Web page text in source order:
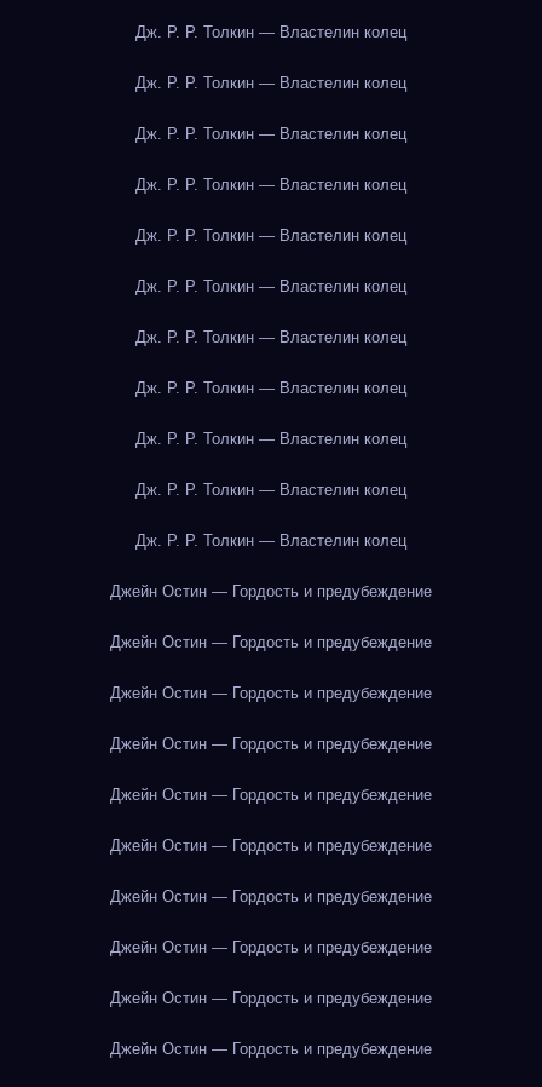
Дж. Р. Р. Толкин — Властелин колец
Дж. Р. Р. Толкин — Властелин колец
Дж. Р. Р. Толкин — Властелин колец
Дж. Р. Р. Толкин — Властелин колец
Дж. Р. Р. Толкин — Властелин колец
Дж. Р. Р. Толкин — Властелин колец
Дж. Р. Р. Толкин — Властелин колец
Дж. Р. Р. Толкин — Властелин колец
Дж. Р. Р. Толкин — Властелин колец
Дж. Р. Р. Толкин — Властелин колец
Дж. Р. Р. Толкин — Властелин колец
Джейн Остин — Гордость и предубеждение
Джейн Остин — Гордость и предубеждение
Джейн Остин — Гордость и предубеждение
Джейн Остин — Гордость и предубеждение
Джейн Остин — Гордость и предубеждение
Джейн Остин — Гордость и предубеждение
Джейн Остин — Гордость и предубеждение
Джейн Остин — Гордость и предубеждение
Джейн Остин — Гордость и предубеждение
Джейн Остин — Гордость и предубеждение